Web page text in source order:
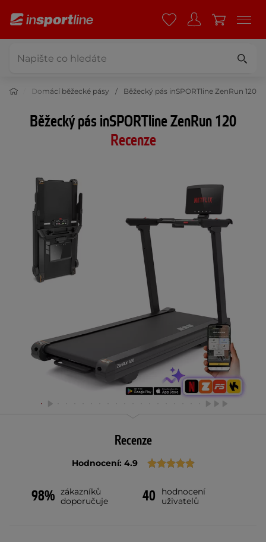
Domácí běžecké pásy Běžecký pás inSPORTline ZenRun 120
Běžecký pás inSPORTline ZenRun 120
Recenze
Recenze
Hodnocení: 4.9
98% zákazníků
doporučuje
40
hodnocení
uživatelů